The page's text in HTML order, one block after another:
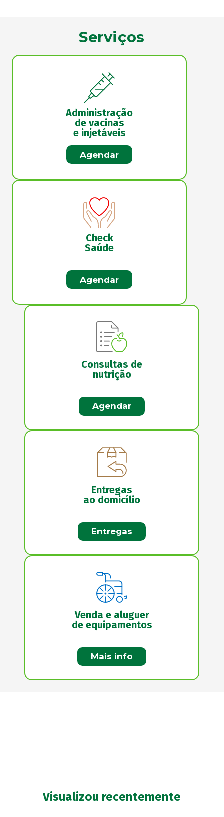
Serviços
Administração
de vacinas
e injetáveis
Agendar
Check
Saúde
Agendar
Consultas de
nutrição
Agendar
Entregas
ao domicílio
Entregas
Venda e aluguer
de equipamentos
Mais info
Visualizou recentemente